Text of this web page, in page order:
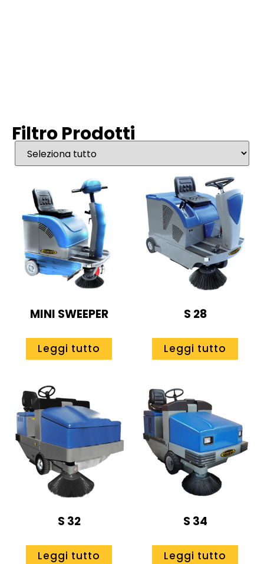
Filtro Prodotti
MINI SWEEPER
Leggi tutto
S 28
Leggi tutto
S 32
Leggi tutto
S 34
Leggi tutto